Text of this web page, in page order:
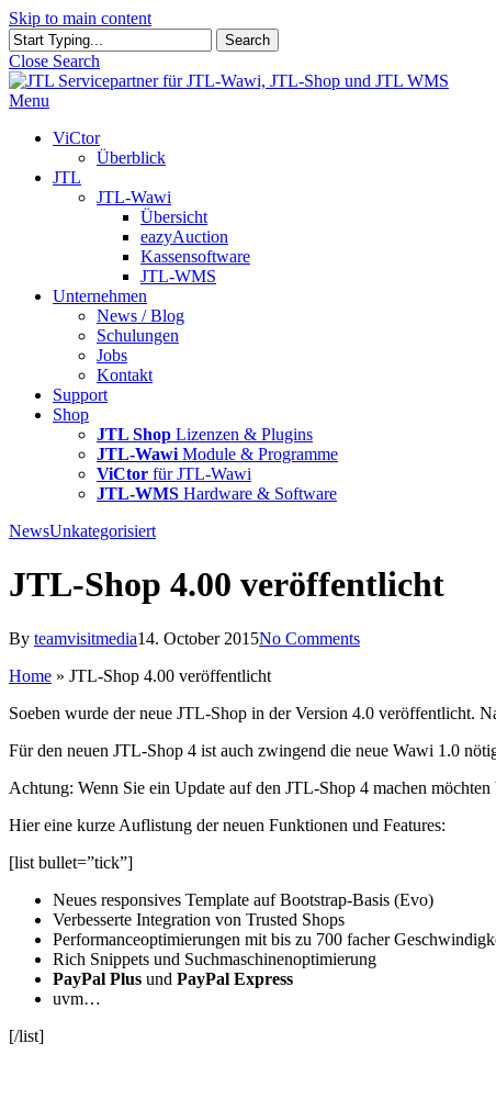
Skip to main content
Search
Close Search
Menu
ViCtor
Überblick
JTL
JTL-Wawi
Übersicht
eazyAuction
Kassensoftware
JTL-WMS
Unternehmen
News / Blog
Schulungen
Jobs
Kontakt
Support
Shop
JTL Shop Lizenzen & Plugins
JTL-Wawi Module & Programme
ViCtor für JTL-Wawi
JTL-WMS Hardware & Software
NewsUnkategorisiert
JTL-Shop 4.00 veröffentlicht
By teamvisitmedia14. October 2015No Comments
Home » JTL-Shop 4.00 veröffentlicht
Soeben wurde der neue JTL-Shop in der Version 4.0 veröffentlicht.
Für den neuen JTL-Shop 4 ist auch zwingend die neue Wawi 1.0
Achtung: Wenn Sie ein Update auf den JTL-Shop 4 machen
Hier eine kurze Auflistung der neuen Funktionen und Features:
[list bullet=”tick”]
Neues responsives Template auf Bootstrap-Basis (Evo)
Verbesserte Integration von Trusted Shops
Performanceoptimierungen mit bis zu 700 facher
Rich Snippets und Suchmaschinenoptimierung
PayPal Plus und PayPal Express
uvm…
[/list]